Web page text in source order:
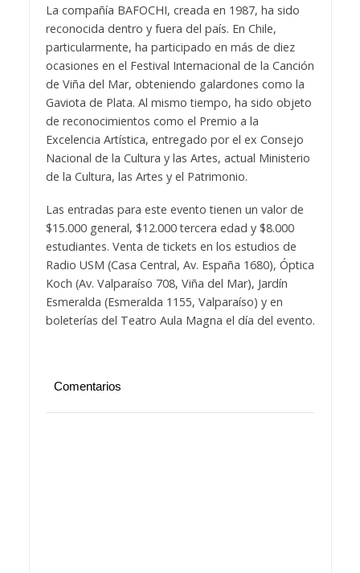
La compañía BAFOCHI, creada en 1987, ha sido
reconocida dentro y fuera del país. En Chile,
particularmente, ha participado en más de diez
ocasiones en el Festival Internacional de la Canción
de Viña del Mar, obteniendo galardones como la
Gaviota de Plata. Al mismo tiempo, ha sido objeto
de reconocimientos como el Premio a la
Excelencia Artística, entregado por el ex Consejo
Nacional de la Cultura y las Artes, actual Ministerio
de la Cultura, las Artes y el Patrimonio.
Las entradas para este evento tienen un valor de
$15.000 general, $12.000 tercera edad y $8.000
estudiantes. Venta de tickets en los estudios de
Radio USM (Casa Central, Av. España 1680), Óptica
Koch (Av. Valparaíso 708, Viña del Mar), Jardín
Esmeralda (Esmeralda 1155, Valparaíso) y en
boleterías del Teatro Aula Magna el día del evento.
Comentarios